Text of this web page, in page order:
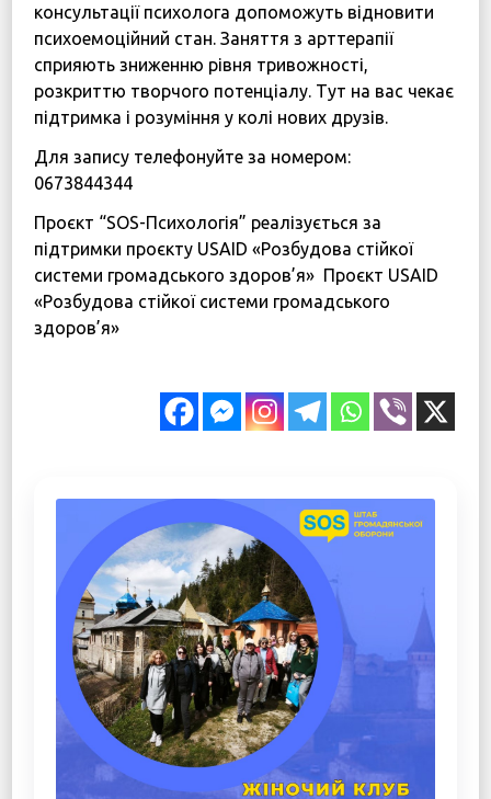
консультації психолога допоможуть відновити
психоемоційний стан. Заняття з арттерапії
сприяють зниженню рівня тривожності,
розкриттю творчого потенціалу. Тут на вас чекає
підтримка і розуміння у колі нових друзів.
Для запису телефонуйте за номером:
0673844344
Проєкт “SOS-Психологія” реалізується за
підтримки проєкту USAID «Розбудова стійкої
системи громадського здоров’я» Проєкт USAID
«Розбудова стійкої системи громадського
здоров’я»